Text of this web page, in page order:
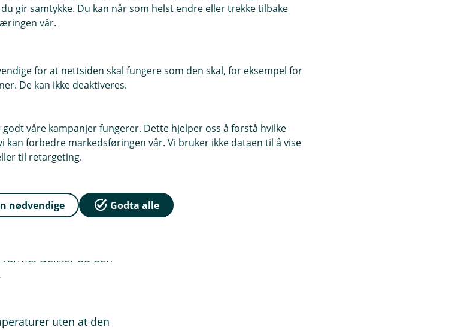
du trenger nye
dem før du lagrer
det.
Gamle oljerester
gjør dette.
Dekker du den
uten at den
gir samtykke. Du kan når som helst endre eller trekke tilbake
vår.
for at nettsiden skal fungere som den skal, for eksempel for
De kan ikke deaktiveres.
våre kampanjer fungerer. Dette hjelper oss å forstå hvilke
kan forbedre markedsføringen vår. Vi bruker ikke dataen til å vise
til retargeting.
nødvendige Godta alle